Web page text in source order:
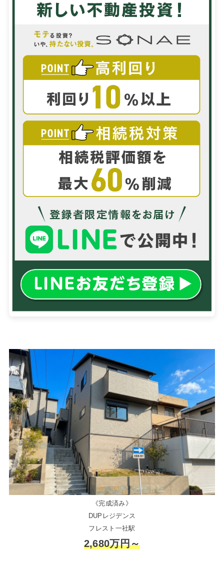
《完成済み》
DUPレジデンス
フレスト一社駅
2,680万円～